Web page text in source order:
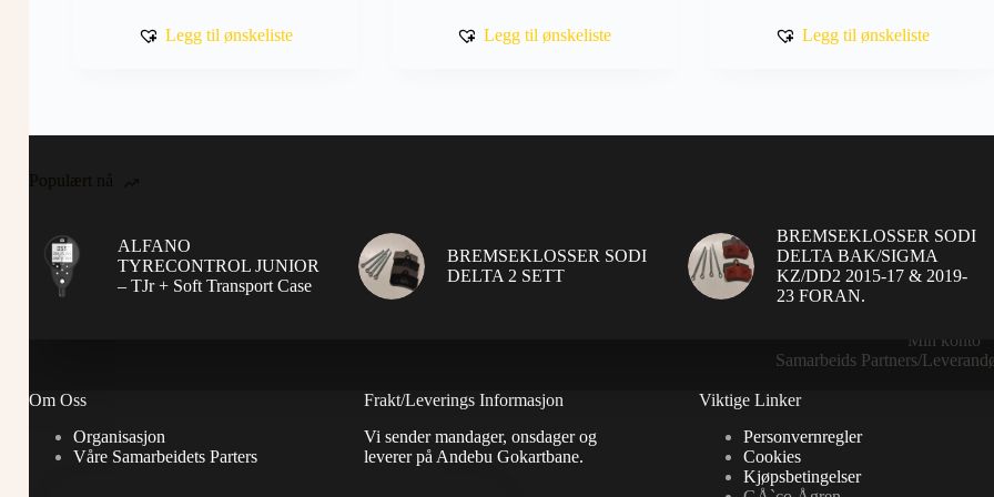
Legg til ønskeliste
kr 120
Alternativene
Legg til ønskeliste
kr 820
Alternativene
Legg til ønskeliste
Populært nå
ALFANO
TYRECONTROL JUNIOR
– TJr + Soft Transport Case
BREMSEKLOSSER SODI
DELTA 2 SETT
BREMSEKLOSSER SODI
DELTA BAK/SIGMA
KZ/DD2 2015-17 & 2019-
23 FORAN.
Min konto
Samarbeids Partners/
Om Oss
Organisasjon
Våre Samarbeidets Parters
Frakt/Leverings Informasjon
Vi sender mandager, onsdager og
leverer på Andebu Gokartbane.
Viktige Linker
Personvernregler
Cookies
Kjøpsbetingelser